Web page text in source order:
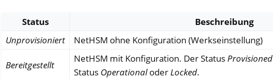
Status
Beschreibung
Unprovisioniert
NetHSM ohne Konfiguration (Werkseinstellung)
Bereitgestellt
NetHSM mit Konfiguration. Der StatusProvisioned
Status OperationaloderLocked.